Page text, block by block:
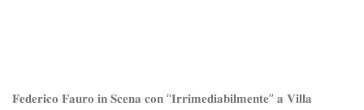
𝐅𝐞𝐝𝐞𝐫𝐢𝐜𝐨 𝐅𝐚𝐮𝐫𝐨 𝐢𝐧 𝐒𝐜𝐞𝐧𝐚 𝐜𝐨𝐧 “𝐈𝐫𝐫𝐢𝐦𝐞𝐝𝐢𝐚𝐛𝐢𝐥𝐦𝐞𝐧𝐭𝐞” 𝐚 𝐕𝐢𝐥𝐥𝐚